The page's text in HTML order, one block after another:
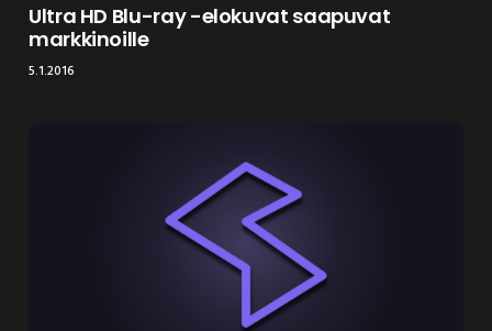
Ultra HD Blu-ray -elokuvat saapuvat
markkinoille
5.1.2016